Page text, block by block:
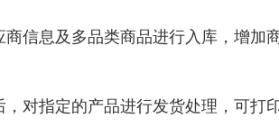
信息及多品类商品进行入库，增加
对指定的产品进行发货处理，可打